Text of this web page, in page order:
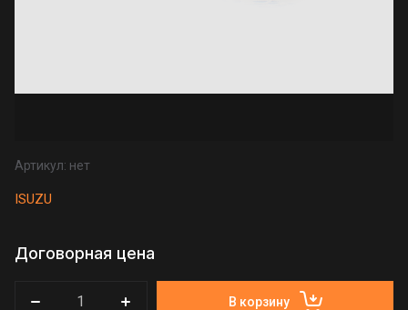
Артикул: нет
ISUZU
Договорная цена
В корзину